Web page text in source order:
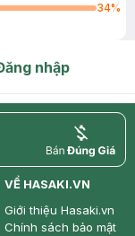
34%
nhập
price
VỀ HASAKI.VN
Giới thiệu Hasaki.vn
Chính sách bảo mật